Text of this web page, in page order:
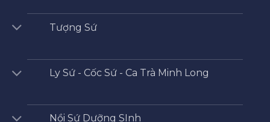
Tượng Sứ
Ly Sứ - Cốc Sứ - Ca Trà Minh Long
Nồi Sứ Dưỡng SInh